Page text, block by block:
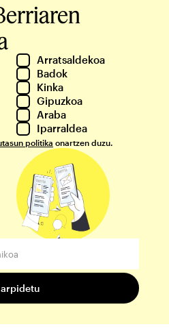
Arratsaldekoa
Badok
Kinka
Gipuzkoa
Araba
Iparraldea
politika onartzen duzu.